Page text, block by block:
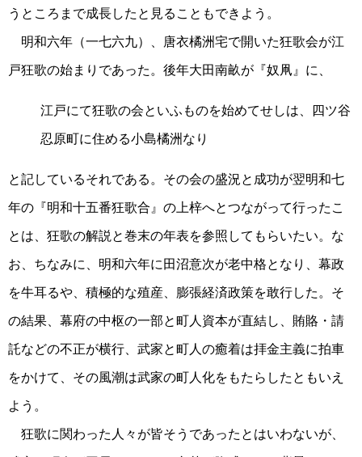
うところまで成長したと見ることもできよう。
明和六年（一七六九）、唐衣橘洲宅で開いた狂歌会が江
戸狂歌の始まりであった。後年大田南畝が『奴凧』に、
江戸にて狂歌の会といふものを始めてせしは、四ツ谷
忍原町に住める小島橘洲なり
と記しているそれである。その会の盛況と成功が翌明和七
年の『明和十五番狂歌合』の上梓へとつながって行ったこ
とは、狂歌の解説と巻末の年表を参照してもらいたい。な
お、ちなみに、明和六年に田沼意次が老中格となり、幕政
を牛耳るや、積極的な殖産、膨張経済政策を敢行した。そ
の結果、幕府の中枢の一部と町人資本が直結し、賄賂・請
託などの不正が横行、武家と町人の癒着は拝金主義に拍車
をかけて、その風潮は武家の町人化をもたらしたともいえ
よう。
狂歌に関わった人々が皆そうであったとはいわないが、